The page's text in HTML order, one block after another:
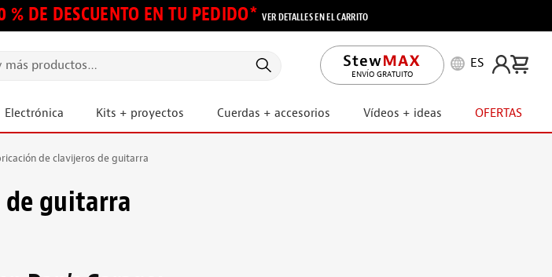
% DE DESCUENTO EN TU PEDIDO*VER DETALLES EN EL CARRITO
ENVÍO GRATUITO
ES
Electrónica Kits + proyectos Cuerdas + accesorios Vídeos + ideas OFERTAS
de clavijeros de guitarra
de guitarra